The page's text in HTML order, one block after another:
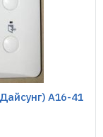
A16-41